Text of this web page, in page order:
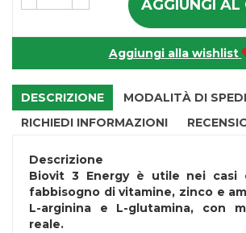
AGGIUNGI AL
Aggiungi alla wishlist
DESCRIZIONE
MODALITÀ DI
RICHIEDI INFORMAZIONI
Descrizione
Biovit 3 Energy è utile nei casi
fabbisogno di vitamine, zinco e
L-arginina e L-glutamina, con
reale.